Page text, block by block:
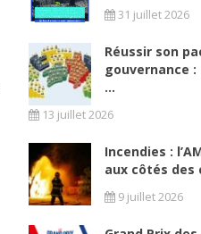
31 juillet 2026
Réussir son
gouvernance
...
13 juillet 2026
Incendies :
aux côtés des
9 juillet 2026